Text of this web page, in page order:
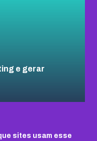
e gerar
sites usam esse